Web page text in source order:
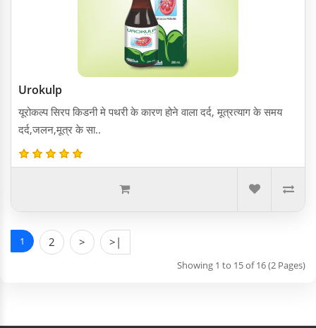
Urokulp
यूरोकल्प सिरप किडनी मे पथरी के कारण होने वाला दर्द, मूत्रत्याग के समय
दर्द,जलन,मूत्र के सा..
1 2 > >|
Showing 1 to 15 of 16 (2 Pages)